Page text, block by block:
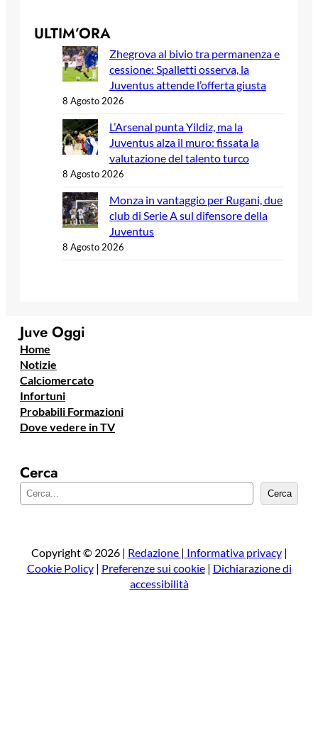
ULTIM’ORA
Zhegrova al bivio tra permanenza e
cessione: Spalletti osserva, la
Juventus attende l’offerta giusta
8 Agosto 2026
L’Arsenal punta Yildiz, ma la
Juventus alza il muro: fissata la
valutazione del talento turco
8 Agosto 2026
Monza in vantaggio per Rugani, due
club di Serie A sul difensore della
Juventus
8 Agosto 2026
Juve Oggi
Home
Notizie
Calciomercato
Infortuni
Probabili Formazioni
Dove vedere in TV
Cerca
e
a
Cerca
Copyright © 2026 | Redazione | Informativa privacy|
Cookie Policy| Preferenze sui cookie| Dichiarazione di
accessibilità